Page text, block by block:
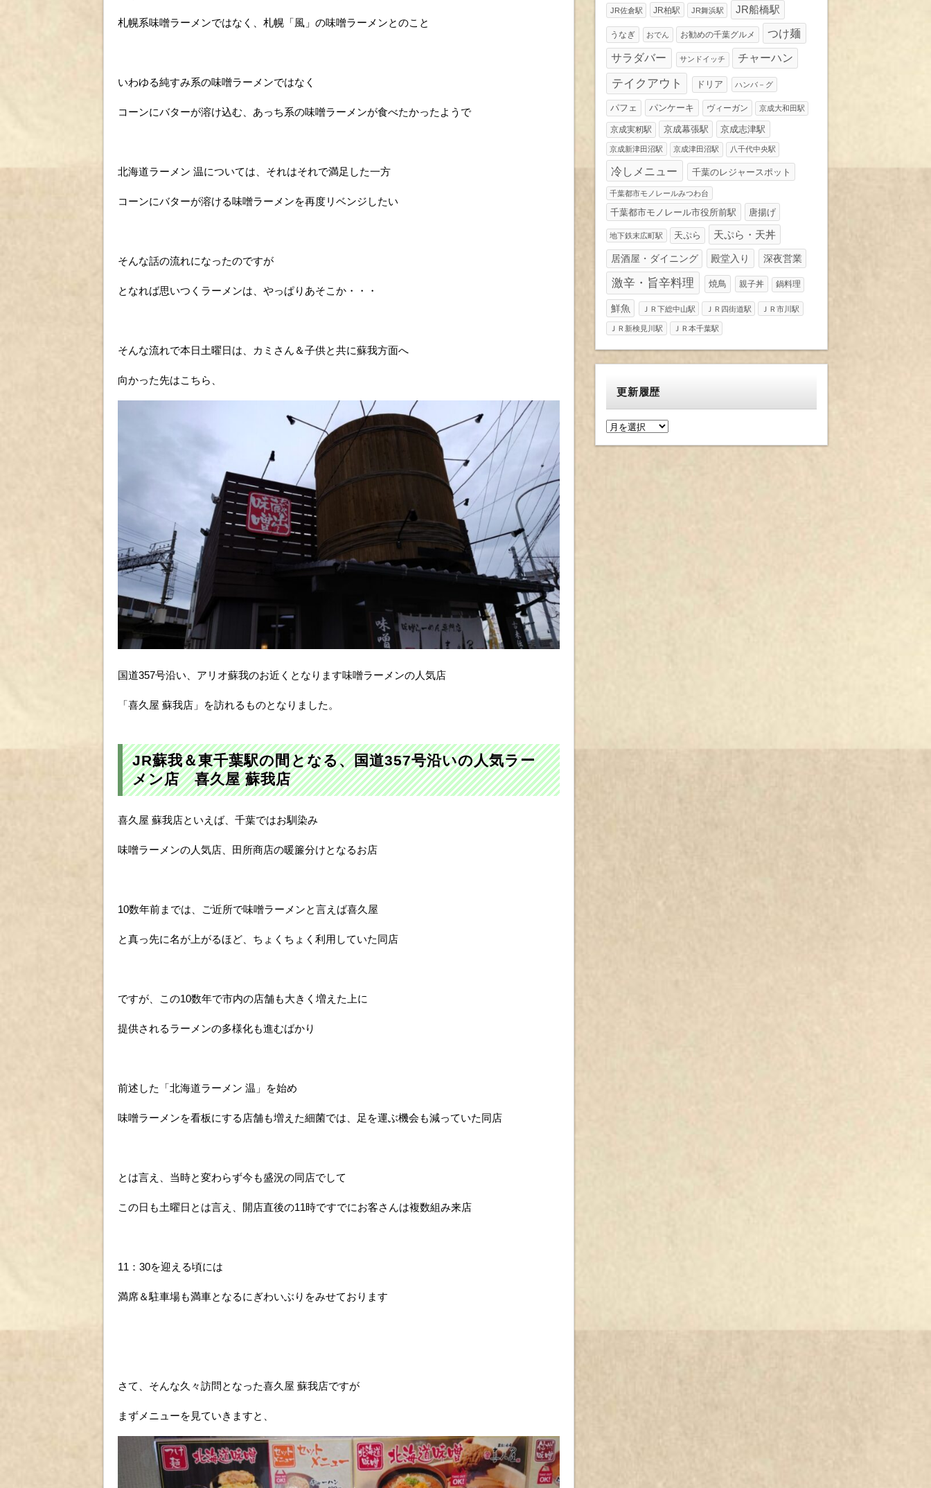
札幌系味噌ラーメンではなく、札幌「風」の味噌ラーメンとのこと
いわゆる純すみ系の味噌ラーメンではなく
コーンにバターが溶け込む、あっち系の味噌ラーメンが食べたかったようで
北海道ラーメン 温については、それはそれで満足した一方
コーンにバターが溶ける味噌ラーメンを再度リベンジしたい
そんな話の流れになったのですが
となれば思いつくラーメンは、やっぱりあそこか・・・
そんな流れで本日土曜日は、カミさん＆子供と共に蘇我方面へ
向かった先はこちら、
国道357号沿い、アリオ蘇我のお近くとなります味噌ラーメンの人気店
「喜久屋 蘇我店」を訪れるものとなりました。
JR蘇我＆東千葉駅の間となる、国道357号沿いの人気ラー
メン店 喜久屋 蘇我店
喜久屋 蘇我店といえば、千葉ではお馴染み
味噌ラーメンの人気店、田所商店の暖簾分けとなるお店
10数年前までは、ご近所で味噌ラーメンと言えば喜久屋
と真っ先に名が上がるほど、ちょくちょく利用していた同店
ですが、この10数年で市内の店舗も大きく増えた上に
提供されるラーメンの多様化も進むばかり
前述した「北海道ラーメン 温」を始め
味噌ラーメンを看板にする店舗も増えた細菌では、足を運ぶ機会も減っていた同店
とは言え、当時と変わらず今も盛況の同店でして
この日も土曜日とは言え、開店直後の11時ですでにお客さんは複数組み来店
11：30を迎える頃には
満席＆駐車場も満車となるにぎわいぶりをみせております
さて、そんな久々訪問となった喜久屋 蘇我店ですが
まずメニューを見ていきますと、
JR佐倉駅 JR柏駅 JR舞浜駅 JR船橋駅
うなぎ おでん お勧めの千葉グルメ つけ麺
サラダバー サンドイッチ チャーハン
テイクアウト ドリア ハンバ－グ
パフェ パンケーキ ヴィーガン 京成大和田駅
京成実籾駅 京成幕張駅 京成志津駅
京成新津田沼駅 京成津田沼駅 八千代中央駅
冷しメニュー 千葉のレジャースポット
千葉都市モノレールみつわ台
千葉都市モノレール市役所前駅 唐揚げ
地下鉄末広町駅 天ぷら 天ぷら・天丼
居酒屋・ダイニング 殿堂入り 深夜営業
激辛・旨辛料理 焼鳥 親子丼 鍋料理
鮮魚 ＪＲ下総中山駅 ＪＲ四街道駅 ＪＲ市川駅
ＪＲ新検見川駅 ＪＲ本千葉駅
更新履歴
更